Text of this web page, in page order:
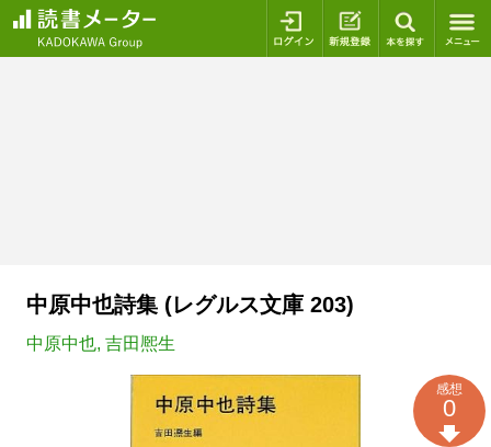
ログイン 新規登録
中原中也詩集 (レグルス文庫 203)
中原中也, 吉田熈生
感想
0